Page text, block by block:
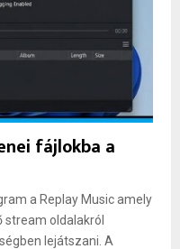
fájlokba a
a Replay Music amely
stream oldalakról
lejátszani. A